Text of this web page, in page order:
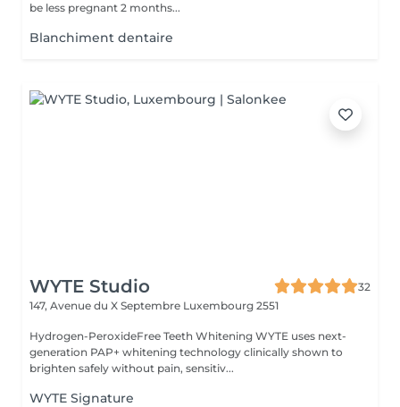
be less pregnant 2 months...
Blanchiment dentaire
WYTE Studio
32
147, Avenue du X Septembre Luxembourg 2551
Hydrogen-PeroxideFree Teeth Whitening WYTE uses next-
generation PAP+ whitening technology clinically shown to
brighten safely without pain, sensitiv...
WYTE Signature